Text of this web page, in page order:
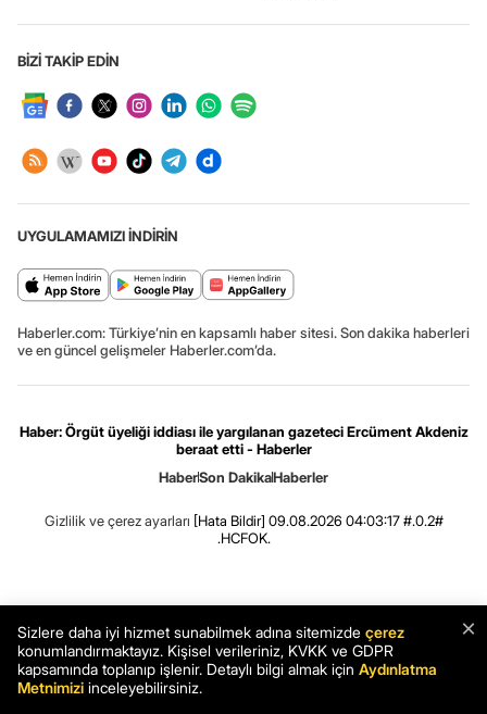
BİZİ TAKİP EDİN
UYGULAMAMIZI İNDİRİN
Haberler.com: Türkiye’nin en kapsamlı haber sitesi. Son dakika haberleri
ve en güncel gelişmeler Haberler.com’da.
Haber: Örgüt üyeliği iddiası ile yargılanan gazeteci Ercüment Akdeniz
beraat etti - Haberler
HaberSon DakikaHaberler
Gizlilik ve çerez ayarları [Hata Bildir] 09.08.2026 04:03:17 #.0.2#
.HCFOK.
×
Sizlere daha iyi hizmet sunabilmek adına sitemizde çerez
konumlandırmaktayız. Kişisel verileriniz, KVKK ve GDPR
kapsamında toplanıp işlenir. Detaylı bilgi almak için Aydınlatma
Metnimizi inceleyebilirsiniz.